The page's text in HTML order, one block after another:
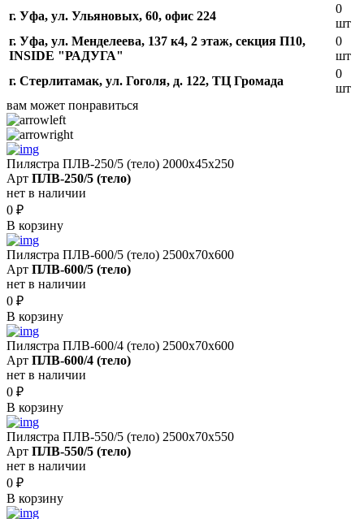
г. Уфа, ул. Ульяновых, 60, офис 224
0
шт
г. Уфа, ул. Менделеева, 137 к4, ​2 этаж, секция П10,
INSIDE "РАДУГА"
0
шт
г. Стерлитамак, ул. Гоголя, д. 122, ТЦ Громада
0
шт
вам может понравиться
Пилястра ПЛВ-250/5 (тело) 2000х45х250
Арт ПЛВ-250/5 (тело)
нет в наличии
0 ₽
В корзину
Пилястра ПЛВ-600/5 (тело) 2500х70х600
Арт ПЛВ-600/5 (тело)
нет в наличии
0 ₽
В корзину
Пилястра ПЛВ-600/4 (тело) 2500х70х600
Арт ПЛВ-600/4 (тело)
нет в наличии
0 ₽
В корзину
Пилястра ПЛВ-550/5 (тело) 2500х70х550
Арт ПЛВ-550/5 (тело)
нет в наличии
0 ₽
В корзину